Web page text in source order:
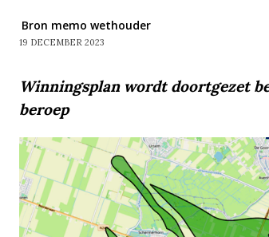
Bron memo wethouder
19 DECEMBER 2023
Winningsplan wordt doortgezet
beroep